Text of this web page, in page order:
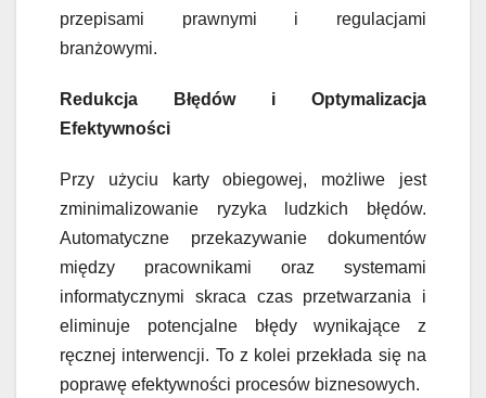
przepisami prawnymi i regulacjami
branżowymi.
Redukcja Błędów i Optymalizacja
Efektywności
Przy użyciu karty obiegowej, możliwe jest
zminimalizowanie ryzyka ludzkich błędów.
Automatyczne przekazywanie dokumentów
między pracownikami oraz systemami
informatycznymi skraca czas przetwarzania i
eliminuje potencjalne błędy wynikające z
ręcznej interwencji. To z kolei przekłada się na
poprawę efektywności procesów biznesowych.